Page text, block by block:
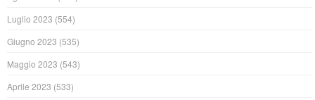
Luglio 2023 (554)
Giugno 2023 (535)
Maggio 2023 (543)
Aprile 2023 (533)